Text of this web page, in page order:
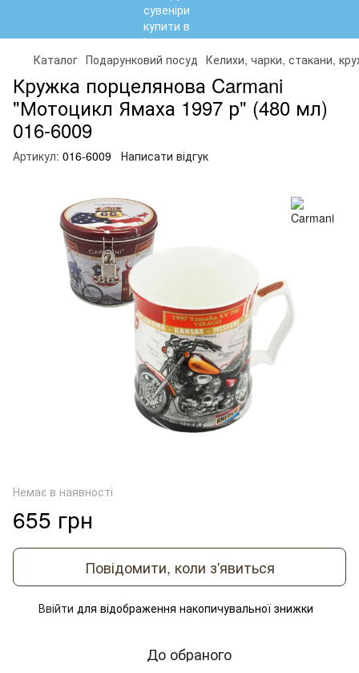
Каталог Подарунковий посуд Келихи, чарки, стакани,
Кружка порцелянова Carmani
"Мотоцикл Ямаха 1997 р" (480 мл)
016-6009
Артикул: 016-6009 Написати відгук
Немає в наявності
655 грн
Повідомити, коли з'явиться
Ввійти для відображення накопичувальної знижки
До обраного